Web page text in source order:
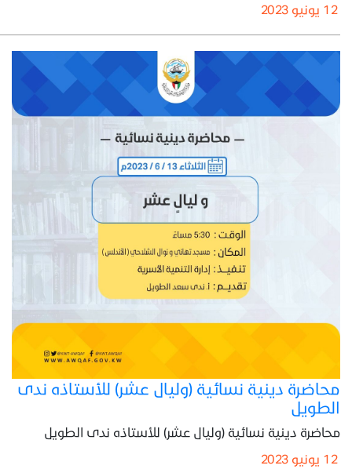
12 يونيو 2023
محاضرة دينية نسائية (وليال عشر) للأستاذه ندى
الطويل
محاضرة دينية نسائية (وليال عشر) للأستاذه ندى الطويل
12 يونيو 2023